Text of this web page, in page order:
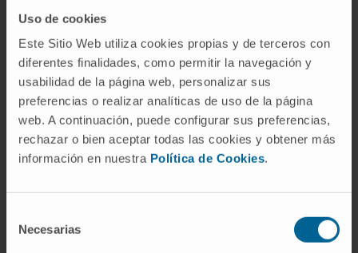
Uso de cookies
Este Sitio Web utiliza cookies propias y de terceros con
diferentes finalidades, como permitir la navegación y
usabilidad de la página web, personalizar sus
preferencias o realizar analíticas de uso de la página
web. A continuación, puede configurar sus preferencias,
rechazar o bien aceptar todas las cookies y obtener más
información en nuestra Política de Cookies.
Necesarias
Semana de la Ciencia en Navarra
La Semana de la Ciencia en Navarra es una
iniciativa organizada por el Club de Amigos de la
Ciencia junto con la Universidad Pública de
Navarra, la Universidad de Navarra y el Planetario
El Museo de Ciencias Universidad de Navarra